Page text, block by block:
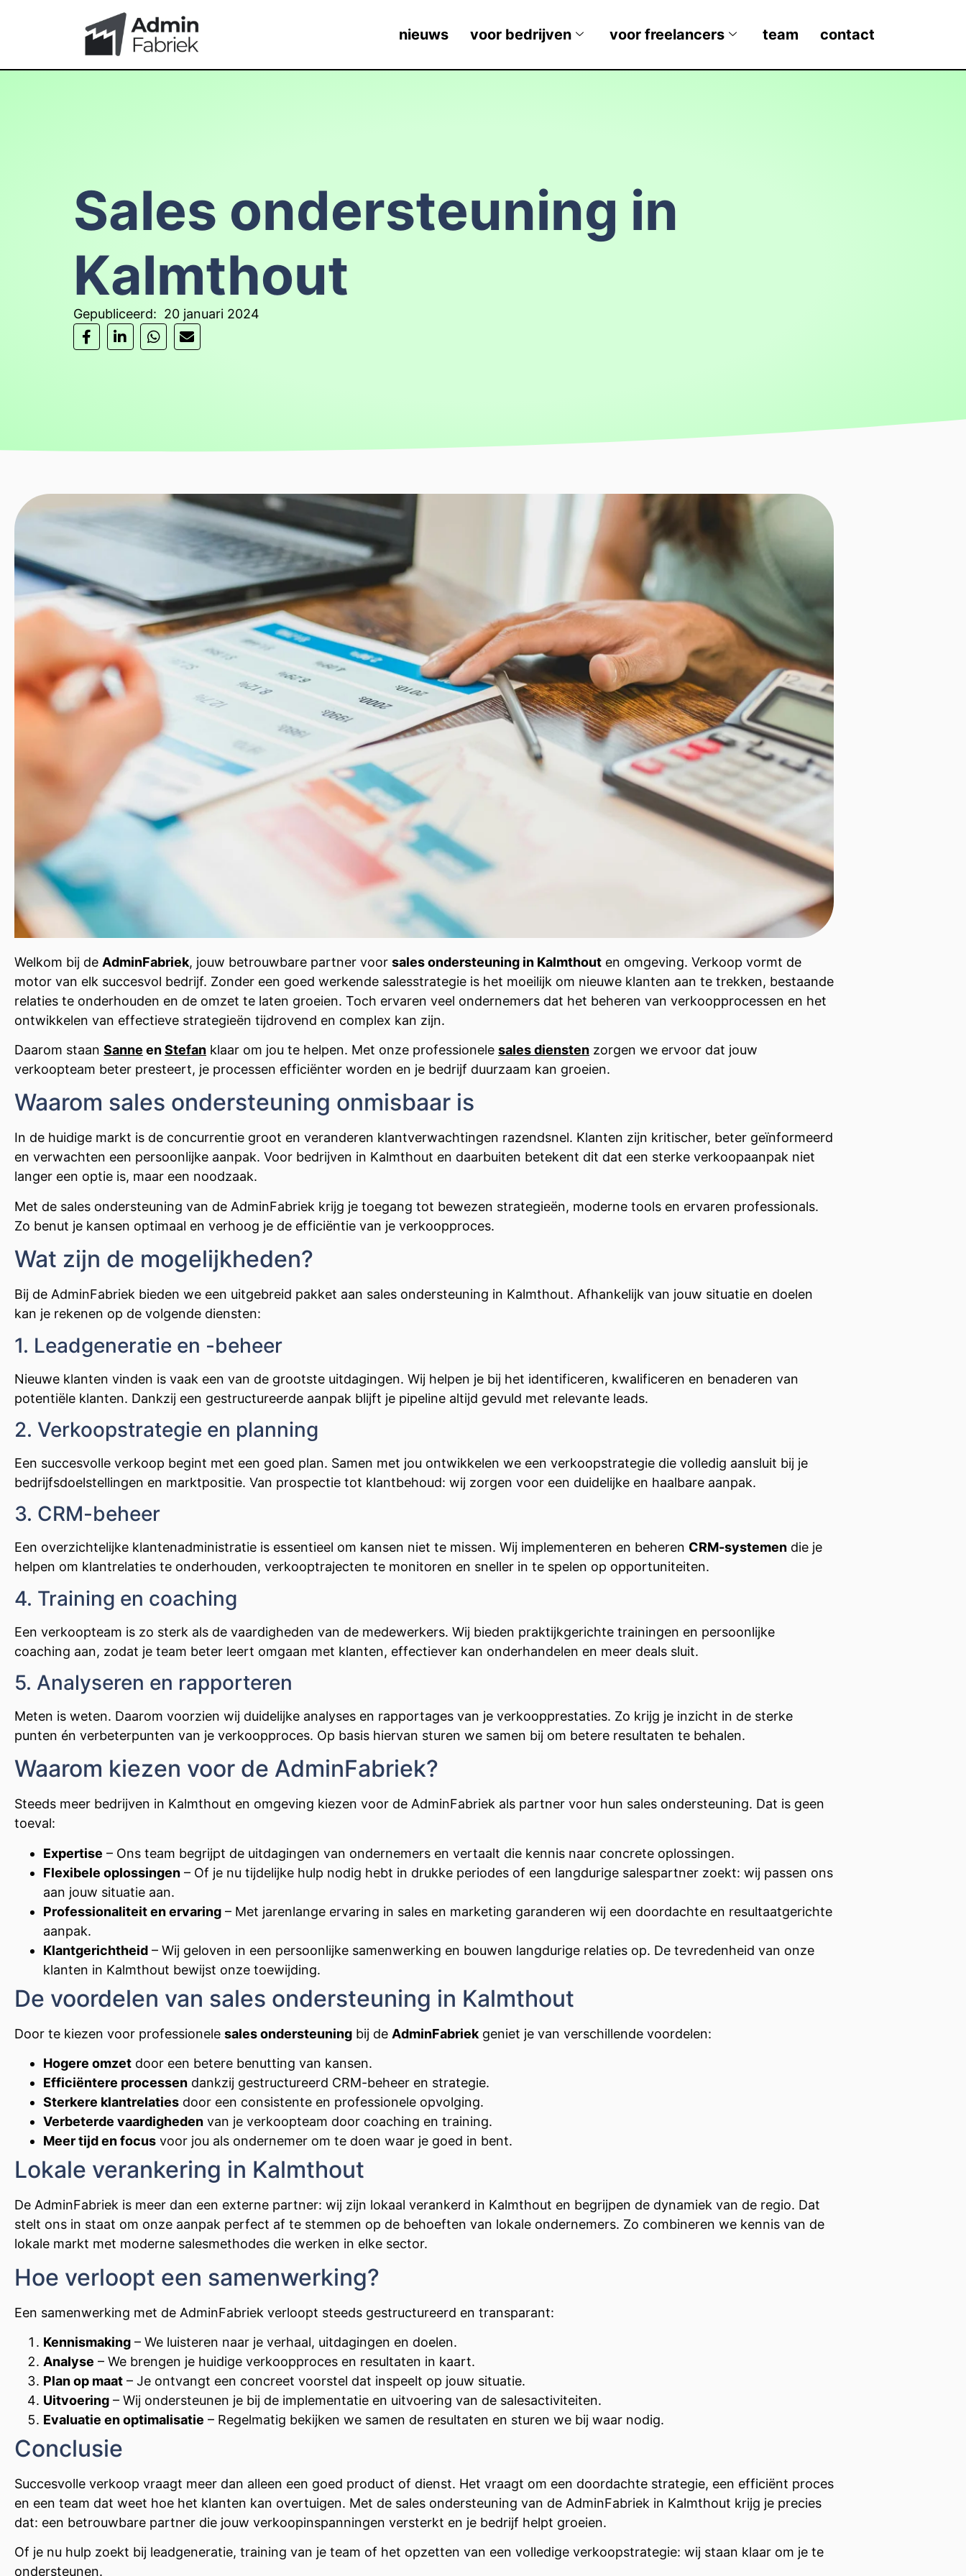
nieuws voor bedrijven voor freelancers team contact
Sales ondersteuning in
Kalmthout
Gepubliceerd: 20 januari 2024
Welkom bij de AdminFabriek, jouw betrouwbare partner voor sales ondersteuning in Kalmthout en omgeving. Verkoop vormt de
motor van elk succesvol bedrijf. Zonder een goed werkende salesstrategie is het moeilijk om nieuwe klanten aan te trekken, bestaande
relaties te onderhouden en de omzet te laten groeien. Toch ervaren veel ondernemers dat het beheren van verkoopprocessen en het
ontwikkelen van effectieve strategieën tijdrovend en complex kan zijn.
Daarom staan Sanne enStefan klaar om jou te helpen. Met onze professionele sales diensten zorgen we ervoor dat jouw
verkoopteam beter presteert, je processen efficiënter worden en je bedrijf duurzaam kan groeien.
Waarom sales ondersteuning onmisbaar is
In de huidige markt is de concurrentie groot en veranderen klantverwachtingen razendsnel. Klanten zijn kritischer, beter geïnformeerd
en verwachten een persoonlijke aanpak. Voor bedrijven in Kalmthout en daarbuiten betekent dit dat een sterke verkoopaanpak niet
langer een optie is, maar een noodzaak.
Met de sales ondersteuning van de AdminFabriek krijg je toegang tot bewezen strategieën, moderne tools en ervaren professionals.
Zo benut je kansen optimaal en verhoog je de efficiëntie van je verkoopproces.
Wat zijn de mogelijkheden?
Bij de AdminFabriek bieden we een uitgebreid pakket aan sales ondersteuning in Kalmthout. Afhankelijk van jouw situatie en doelen
kan je rekenen op de volgende diensten:
1. Leadgeneratie en -beheer
Nieuwe klanten vinden is vaak een van de grootste uitdagingen. Wij helpen je bij het identificeren, kwalificeren en benaderen van
potentiële klanten. Dankzij een gestructureerde aanpak blijft je pipeline altijd gevuld met relevante leads.
2. Verkoopstrategie en planning
Een succesvolle verkoop begint met een goed plan. Samen met jou ontwikkelen we een verkoopstrategie die volledig aansluit bij je
bedrijfsdoelstellingen en marktpositie. Van prospectie tot klantbehoud: wij zorgen voor een duidelijke en haalbare aanpak.
3. CRM-beheer
Een overzichtelijke klantenadministratie is essentieel om kansen niet te missen. Wij implementeren en beheren CRM-systemen die je
helpen om klantrelaties te onderhouden, verkooptrajecten te monitoren en sneller in te spelen op opportuniteiten.
4. Training en coaching
Een verkoopteam is zo sterk als de vaardigheden van de medewerkers. Wij bieden praktijkgerichte trainingen en persoonlijke
coaching aan, zodat je team beter leert omgaan met klanten, effectiever kan onderhandelen en meer deals sluit.
5. Analyseren en rapporteren
Meten is weten. Daarom voorzien wij duidelijke analyses en rapportages van je verkoopprestaties. Zo krijg je inzicht in de sterke
punten én verbeterpunten van je verkoopproces. Op basis hiervan sturen we samen bij om betere resultaten te behalen.
Waarom kiezen voor de AdminFabriek?
Steeds meer bedrijven in Kalmthout en omgeving kiezen voor de AdminFabriek als partner voor hun sales ondersteuning. Dat is geen
toeval:
Expertise – Ons team begrijpt de uitdagingen van ondernemers en vertaalt die kennis naar concrete oplossingen.
Flexibele oplossingen – Of je nu tijdelijke hulp nodig hebt in drukke periodes of een langdurige salespartner zoekt: wij passen ons
aan jouw situatie aan.
Professionaliteit en ervaring – Met jarenlange ervaring in sales en marketing garanderen wij een doordachte en resultaatgerichte
aanpak.
Klantgerichtheid – Wij geloven in een persoonlijke samenwerking en bouwen langdurige relaties op. De tevredenheid van onze
klanten in Kalmthout bewijst onze toewijding.
De voordelen van sales ondersteuning in Kalmthout
Door te kiezen voor professionele sales ondersteuning bij de AdminFabriek geniet je van verschillende voordelen:
Hogere omzet door een betere benutting van kansen.
Efficiëntere processen dankzij gestructureerd CRM-beheer en strategie.
Sterkere klantrelaties door een consistente en professionele opvolging.
Verbeterde vaardigheden van je verkoopteam door coaching en training.
Meer tijd en focus voor jou als ondernemer om te doen waar je goed in bent.
Lokale verankering in Kalmthout
De AdminFabriek is meer dan een externe partner: wij zijn lokaal verankerd in Kalmthout en begrijpen de dynamiek van de regio. Dat
stelt ons in staat om onze aanpak perfect af te stemmen op de behoeften van lokale ondernemers. Zo combineren we kennis van de
lokale markt met moderne salesmethodes die werken in elke sector.
Hoe verloopt een samenwerking?
Een samenwerking met de AdminFabriek verloopt steeds gestructureerd en transparant:
Kennismaking – We luisteren naar je verhaal, uitdagingen en doelen.
Analyse – We brengen je huidige verkoopproces en resultaten in kaart.
Plan op maat – Je ontvangt een concreet voorstel dat inspeelt op jouw situatie.
Uitvoering – Wij ondersteunen je bij de implementatie en uitvoering van de salesactiviteiten.
Evaluatie en optimalisatie – Regelmatig bekijken we samen de resultaten en sturen we bij waar nodig.
Conclusie
Succesvolle verkoop vraagt meer dan alleen een goed product of dienst. Het vraagt om een doordachte strategie, een efficiënt proces
en een team dat weet hoe het klanten kan overtuigen. Met de sales ondersteuning van de AdminFabriek in Kalmthout krijg je precies
dat: een betrouwbare partner die jouw verkoopinspanningen versterkt en je bedrijf helpt groeien.
Of je nu hulp zoekt bij leadgeneratie, training van je team of het opzetten van een volledige verkoopstrategie: wij staan klaar om je te
ondersteunen.